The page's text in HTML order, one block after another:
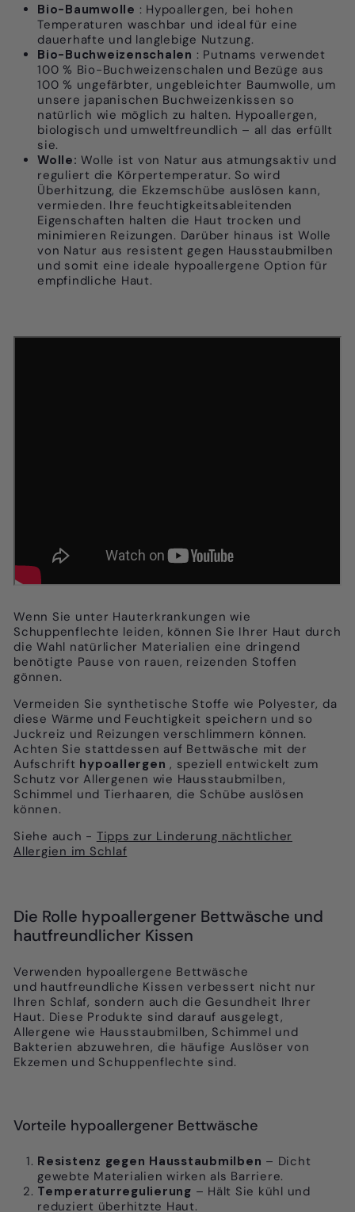
Bio-Baumwolle : Hypoallergen, bei hohen
Temperaturen waschbar und ideal für eine
dauerhafte und langlebige Nutzung.
Bio-Buchweizenschalen : Putnams verwendet
100 % Bio-Buchweizenschalen und Bezüge aus
100 % ungefärbter, ungebleichter Baumwolle, um
unsere japanischen Buchweizenkissen so
natürlich wie möglich zu halten. Hypoallergen,
biologisch und umweltfreundlich – all das erfüllt
sie.
Wolle: Wolle ist von Natur aus atmungsaktiv und
reguliert die Körpertemperatur. So wird
Überhitzung, die Ekzemschübe auslösen kann,
vermieden. Ihre feuchtigkeitsableitenden
Eigenschaften halten die Haut trocken und
minimieren Reizungen. Darüber hinaus ist Wolle
von Natur aus resistent gegen Hausstaubmilben
und somit eine ideale hypoallergene Option für
empfindliche Haut.
Wenn Sie unter Hauterkrankungen wie
Schuppenflechte leiden, können Sie Ihrer Haut durch
die Wahl natürlicher Materialien eine dringend
benötigte Pause von rauen, reizenden Stoffen
gönnen.
Vermeiden Sie synthetische Stoffe wie Polyester, da
diese Wärme und Feuchtigkeit speichern und so
Juckreiz und Reizungen verschlimmern können.
Achten Sie stattdessen auf Bettwäsche mit der
Aufschrift hypoallergen , speziell entwickelt zum
Schutz vor Allergenen wie Hausstaubmilben,
Schimmel und Tierhaaren, die Schübe auslösen
können.
Siehe auch - Tipps zur Linderung nächtlicher
Allergien im Schlaf
Die Rolle hypoallergener Bettwäsche und
hautfreundlicher Kissen
Verwenden hypoallergene Bettwäsche
und hautfreundliche Kissen verbessert nicht nur
Ihren Schlaf, sondern auch die Gesundheit Ihrer
Haut. Diese Produkte sind darauf ausgelegt,
Allergene wie Hausstaubmilben, Schimmel und
Bakterien abzuwehren, die häufige Auslöser von
Ekzemen und Schuppenflechte sind.
Vorteile hypoallergener Bettwäsche
Resistenz gegen Hausstaubmilben – Dicht
gewebte Materialien wirken als Barriere.
Temperaturregulierung – Hält Sie kühl und
reduziert überhitzte Haut.